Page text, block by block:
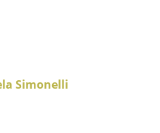
Simonelli